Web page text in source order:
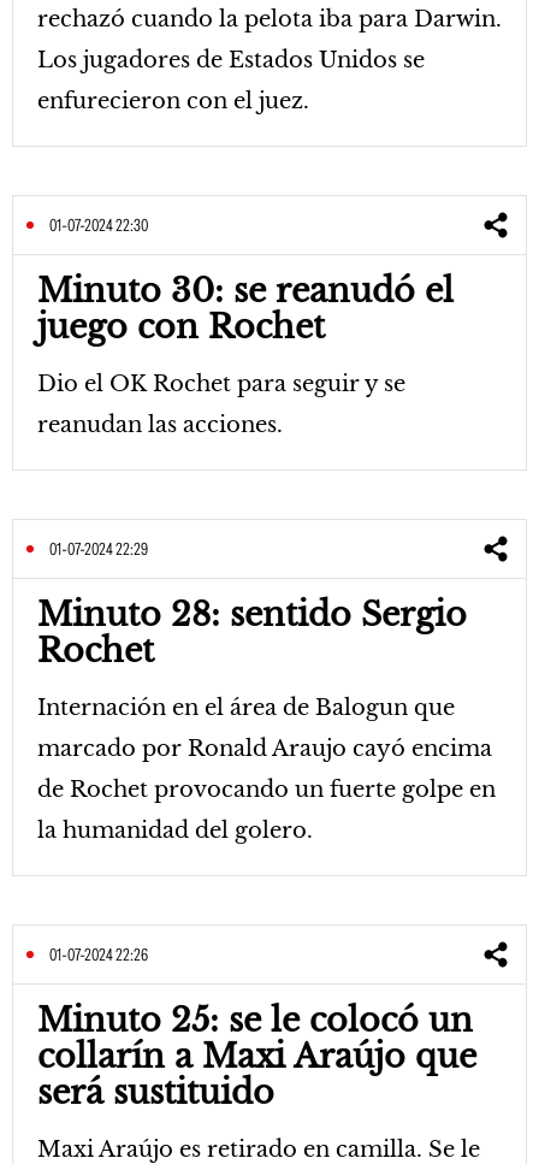
rechazó cuando la pelota iba para Darwin.
Los jugadores de Estados Unidos se
enfurecieron con el juez.
01-07-2024 22:30
Minuto 30: se reanudó el
juego con Rochet
Dio el OK Rochet para seguir y se
reanudan las acciones.
01-07-2024 22:29
Minuto 28: sentido Sergio
Rochet
Internación en el área de Balogun que
marcado por Ronald Araujo cayó encima
de Rochet provocando un fuerte golpe en
la humanidad del golero.
01-07-2024 22:26
Minuto 25: se le colocó un
collarín a Maxi Araújo que
será sustituido
Maxi Araújo es retirado en camilla. Se le